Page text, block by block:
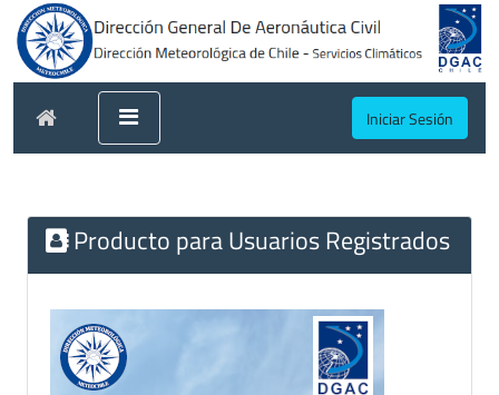
Iniciar Sesión
Producto para Usuarios Registrados